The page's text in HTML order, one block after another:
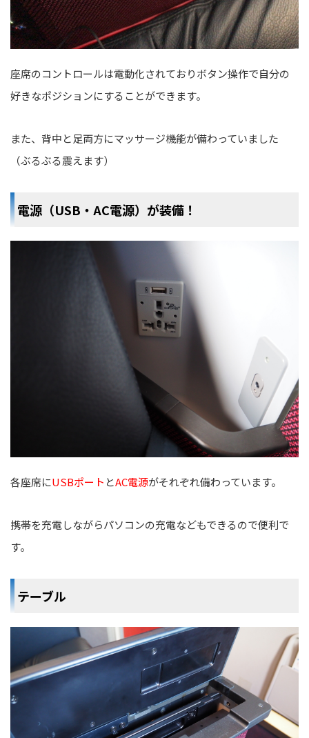
座席のコントロールは電動化されておりボタン操作で自分の
好きなポジションにすることができます。
また、背中と足両方にマッサージ機能が備わっていました
（ぶるぶる震えます）
電源（USB・AC電源）が装備！
各座席にUSBポート とAC電源がそれぞれ備わっています。
携帯を充電しながらパソコンの充電などもできるので便利で
す。
テーブル